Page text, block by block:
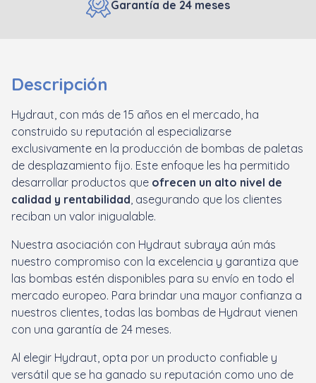
Garantía de 24 meses
Descripción
Hydraut, con más de 15 años en el mercado, ha
construido su reputación al especializarse
exclusivamente en la producción de bombas de paletas
de desplazamiento fijo. Este enfoque les ha permitido
desarrollar productos que ofrecen un alto nivel de
calidad y rentabilidad , asegurando que los clientes
reciban un valor inigualable.
Nuestra asociación con Hydraut subraya aún más
nuestro compromiso con la excelencia y garantiza que
las bombas estén disponibles para su envío en todo el
mercado europeo. Para brindar una mayor confianza a
nuestros clientes, todas las bombas de Hydraut vienen
con una garantía de 24 meses.
Al elegir Hydraut, opta por un producto confiable y
versátil que se ha ganado su reputación como uno de